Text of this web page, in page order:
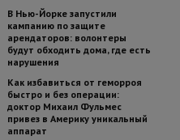
В Нью-Йорке запустили
кампанию по защите
арендаторов: волонтеры
будут обходить дома, где есть
нарушения
Как избавиться от геморроя
быстро и без операции:
доктор Михаил Фульмес
привез в Америку уникальный
аппарат